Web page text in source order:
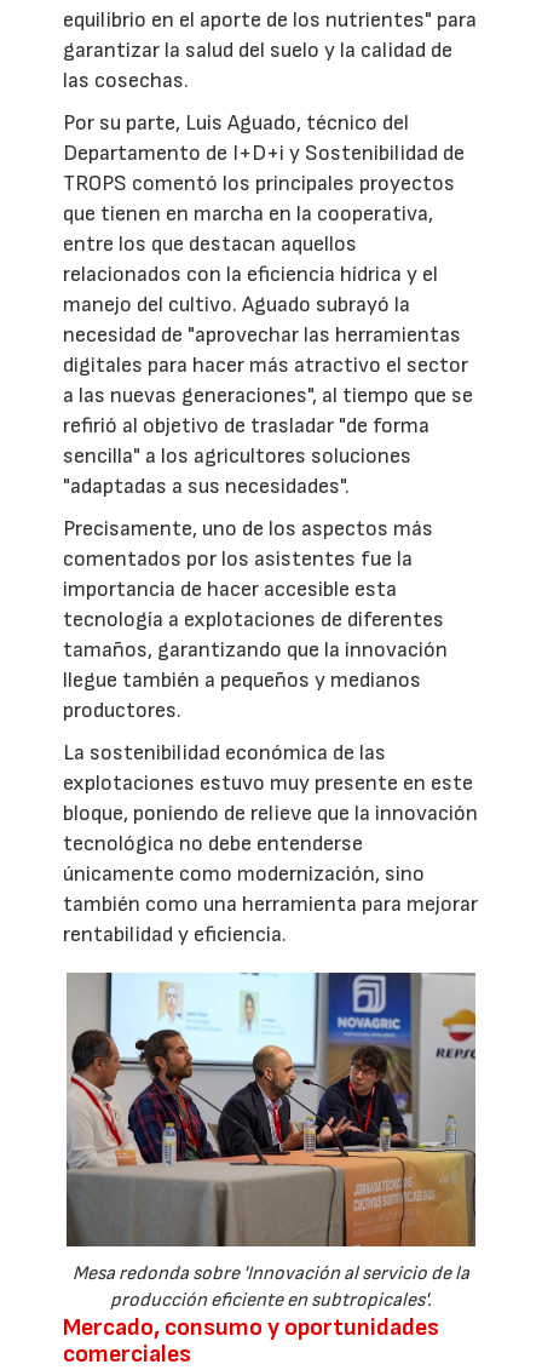
equilibrio en el aporte de los nutrientes" para
garantizar la salud del suelo y la calidad de
las cosechas.
Por su parte, Luis Aguado, técnico del
Departamento de I+D+i y Sostenibilidad de
TROPS comentó los principales proyectos
que tienen en marcha en la cooperativa,
entre los que destacan aquellos
relacionados con la eficiencia hídrica y el
manejo del cultivo. Aguado subrayó la
necesidad de "aprovechar las herramientas
digitales para hacer más atractivo el sector
a las nuevas generaciones", al tiempo que se
refirió al objetivo de trasladar "de forma
sencilla" a los agricultores soluciones
"adaptadas a sus necesidades".
Precisamente, uno de los aspectos más
comentados por los asistentes fue la
importancia de hacer accesible esta
tecnología a explotaciones de diferentes
tamaños, garantizando que la innovación
llegue también a pequeños y medianos
productores.
La sostenibilidad económica de las
explotaciones estuvo muy presente en este
bloque, poniendo de relieve que la innovación
tecnológica no debe entenderse
únicamente como modernización, sino
también como una herramienta para mejorar
rentabilidad y eficiencia.
Mesa redonda sobre 'Innovación al servicio de la
producción eficiente en subtropicales'.
Mercado, consumo y oportunidades
comerciales